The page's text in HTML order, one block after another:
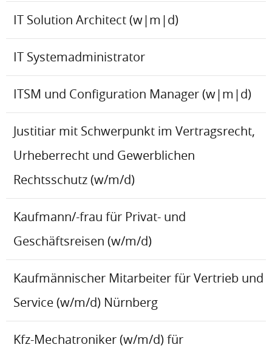
IT Solution Architect (w|m|d)
IT Systemadministrator
ITSM und Configuration Manager (w|m|d)
Justitiar mit Schwerpunkt im Vertragsrecht,
Urheberrecht und Gewerblichen
Rechtsschutz (w/m/d)
Kaufmann/-frau für Privat- und
Geschäftsreisen (w/m/d)
Kaufmännischer Mitarbeiter für Vertrieb und
Service (w/m/d) Nürnberg
Kfz-Mechatroniker (w/m/d) für